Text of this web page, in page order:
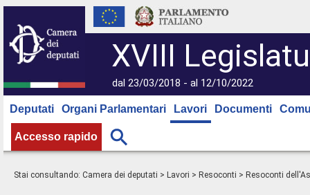
XVIII
dal 23/03/2018 - al 12/10/2022
Deputati Organi Parlamentari Lavori Documenti
Accesso rapido
Stai consultando: Camera dei deputati > Lavori > Resoconti > Resoconti